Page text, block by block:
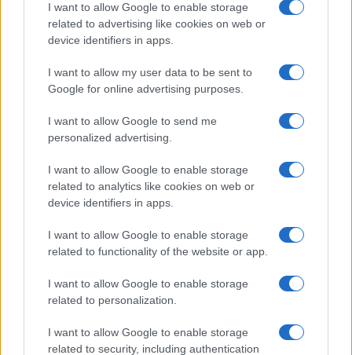
I want to allow Google to enable storage
related to advertising like cookies on web or
device identifiers in apps.
I want to allow my user data to be sent to
Google for online advertising purposes.
I want to allow Google to send me
personalized advertising.
I want to allow Google to enable storage
related to analytics like cookies on web or
device identifiers in apps.
I want to allow Google to enable storage
related to functionality of the website or app.
I want to allow Google to enable storage
related to personalization.
I want to allow Google to enable storage
related to security, including authentication
Intervención conjunta de Japón y EE.UU. para frenar la caída
Marta Ruiz · 7 Ago 2026
Nombre
Bitcoin
(BTC)
$64,936.00
Ethereum $1,918.61
(BNB)